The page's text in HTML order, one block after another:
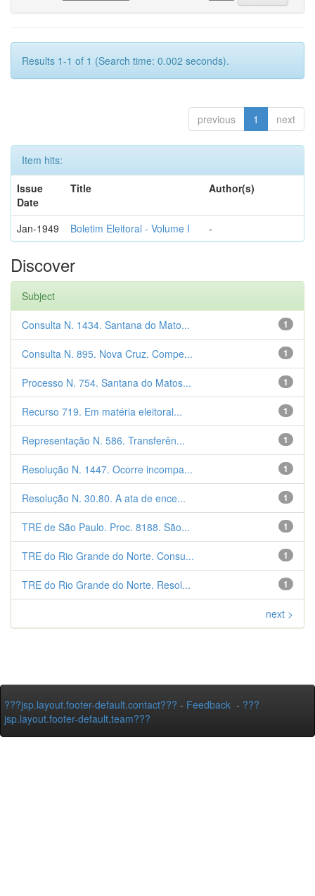
Results 1-1 of 1 (Search time: 0.002 seconds).
previous 1 next
Item hits:
Issue
Date
Title Author(s)
Jan-1949 Boletim Eleitoral - Volume I -
Discover
Subject
1
Consulta N. 1434. Santana do Mato...
1
Consulta N. 895. Nova Cruz. Compe...
1
Processo N. 754. Santana do Matos...
1
Recurso 719. Em matéria eleitoral...
1
Representação N. 586. Transferên...
1
Resolução N. 1447. Ocorre incompa...
1
Resolução N. 30.80. A ata de ence...
1
TRE de São Paulo. Proc. 8188. São...
1
TRE do Rio Grande do Norte. Consu...
1
TRE do Rio Grande do Norte. Resol...
next >
???jsp.layout.footer-default.contact??? - Feedback - ???
jsp.layout.footer-default.team???